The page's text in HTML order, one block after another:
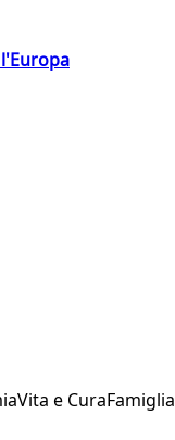
Vita e CuraFamiglia